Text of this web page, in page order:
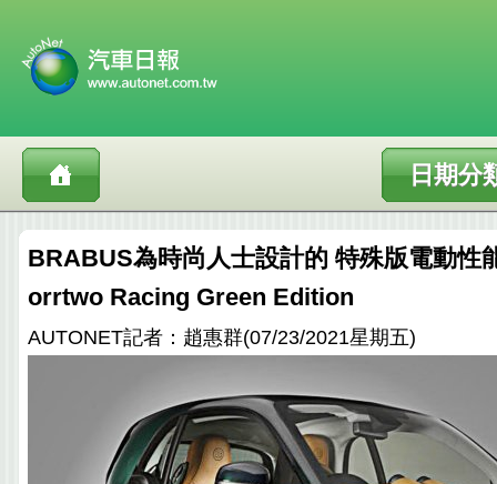
日期分
BRABUS為時尚人士設計的 特殊版電動性
orrtwo Racing Green Edition
AUTONET記者：趙惠群(07/23/2021星期五)